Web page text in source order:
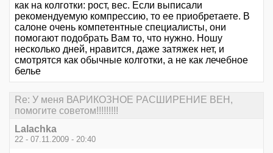
как на колготки: рост, вес. Если выписали
рекомендуемую компрессию, то ее приобретаете. В
салоне очень компетентные специалисты, они
помогают подобрать Вам то, что нужно. Ношу
несколько дней, нравится, даже затяжек нет, и
смотрятся как обычные колготки, а не как лечебное
белье
Re: У меня ВАРИКОЗНОЕ РАСШИРЕНИЕ ВЕН,
помогите советом!!!!!!!!!
Lalachka
22 - 07.11.2009 - 20:40